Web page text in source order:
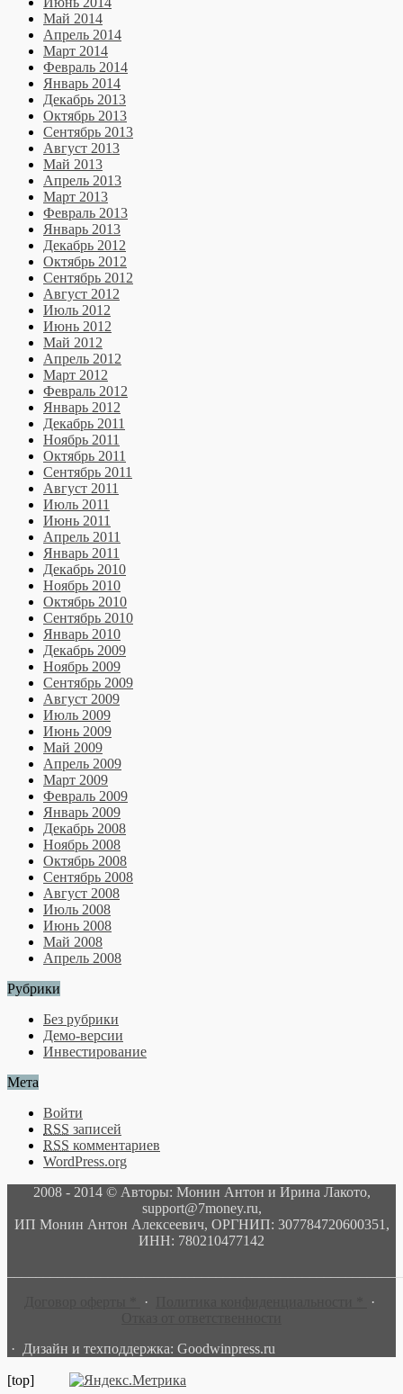
Май 2014
Апрель 2014
Март 2014
Февраль 2014
Январь 2014
Декабрь 2013
Октябрь 2013
Сентябрь 2013
Август 2013
Май 2013
Апрель 2013
Март 2013
Февраль 2013
Январь 2013
Декабрь 2012
Октябрь 2012
Сентябрь 2012
Август 2012
Июль 2012
Июнь 2012
Май 2012
Апрель 2012
Март 2012
Февраль 2012
Январь 2012
Декабрь 2011
Ноябрь 2011
Октябрь 2011
Сентябрь 2011
Август 2011
Июль 2011
Июнь 2011
Апрель 2011
Январь 2011
Декабрь 2010
Ноябрь 2010
Октябрь 2010
Сентябрь 2010
Январь 2010
Декабрь 2009
Ноябрь 2009
Сентябрь 2009
Август 2009
Июль 2009
Июнь 2009
Май 2009
Апрель 2009
Март 2009
Февраль 2009
Январь 2009
Декабрь 2008
Ноябрь 2008
Октябрь 2008
Сентябрь 2008
Август 2008
Июль 2008
Июнь 2008
Май 2008
Апрель 2008
Рубрики
Без рубрики
Демо-версии
Инвестирование
Мета
Войти
RSS записей
RSS комментариев
WordPress.org
2008 - 2014 © Авторы: Монин Антон и Ирина Лакото,
support@7money.ru,
ИП Монин Антон Алексеевич, ОРГНИП: 307784720600351,
ИНН: 780210477142
·
·
· Дизайн и техподдержка: Goodwinpress.ru
[top]